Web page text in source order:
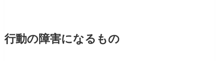
行動の障害になるもの